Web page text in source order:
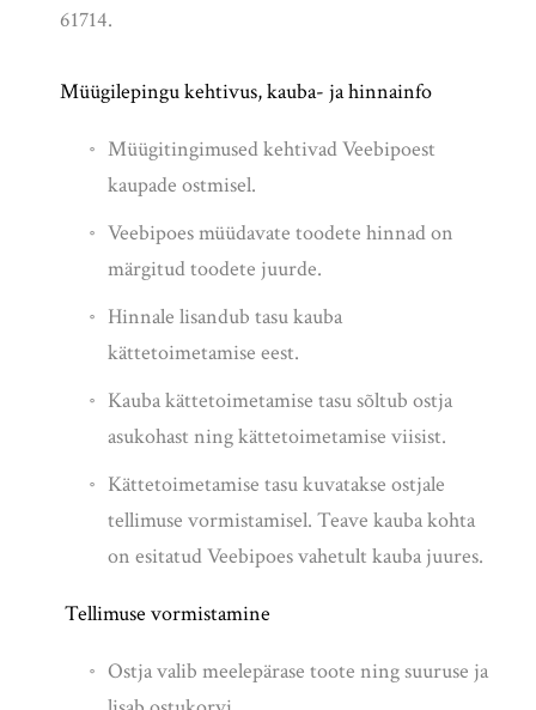
61714.
Müügilepingu kehtivus, kauba- ja hinnainfo
Müügitingimused kehtivad Veebipoest
kaupade ostmisel.
Veebipoes müüdavate toodete hinnad on
märgitud toodete juurde.
Hinnale lisandub tasu kauba
kättetoimetamise eest.
Kauba kättetoimetamise tasu sõltub ostja
asukohast ning kättetoimetamise viisist.
Kättetoimetamise tasu kuvatakse ostjale
tellimuse vormistamisel. Teave kauba kohta
on esitatud Veebipoes vahetult kauba juures.
Tellimuse vormistamine
Ostja valib meelepärase toote ning suuruse ja